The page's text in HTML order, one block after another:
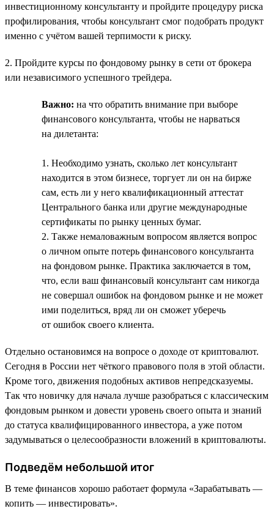
инвестиционному консультанту и пройдите процедуру риска
профилирования, чтобы консультант смог подобрать продукт
именно с учётом вашей терпимости к риску.
2. Пройдите курсы по фондовому рынку в сети от брокера
или независимого успешного трейдера.
Важно: на что обратить внимание при выборе
финансового консультанта, чтобы не нарваться
на дилетанта:
1. Необходимо узнать, сколько лет консультант
находится в этом бизнесе, торгует ли он на бирже
сам, есть ли у него квалификационный аттестат
Центрального банка или другие международные
сертификаты по рынку ценных бумаг.
2. Также немаловажным вопросом является вопрос
о личном опыте потерь финансового консультанта
на фондовом рынке. Практика заключается в том,
что, если ваш финансовый консультант сам никогда
не совершал ошибок на фондовом рынке и не может
ими поделиться, вряд ли он сможет уберечь
от ошибок своего клиента.
Отдельно остановимся на вопросе о доходе от криптовалют.
Сегодня в России нет чёткого правового поля в этой области.
Кроме того, движения подобных активов непредсказуемы.
Так что новичку для начала лучше разобраться с классическим
фондовым рынком и довести уровень своего опыта и знаний
до статуса квалифицированного инвестора, а уже потом
задумываться о целесообразности вложений в криптовалюты.
Подведём небольшой итог
В теме финансов хорошо работает формула «Зарабатывать —
копить — инвестировать».